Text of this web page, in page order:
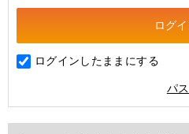
ログインしたままにする
パ